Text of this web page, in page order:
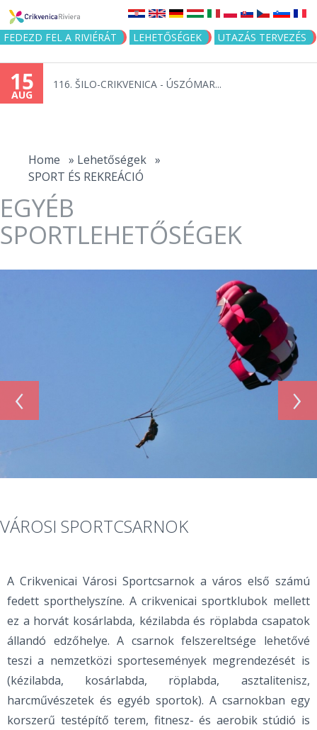
Jump to navigation
FEDEZD FEL A RIVIÉRÁT LEHETŐSÉGEK UTAZÁS TERVEZÉS
15
AUG
116. ŠILO-CRIKVENICA - ÚSZÓMAR...
Home » Lehetőségek »
SPORT ÉS REKREÁCIÓ
EGYÉB
SPORTLEHETŐSÉGEK
‹ ›
VÁROSI SPORTCSARNOK
A Crikvenicai Városi Sportcsarnok a város első számú
fedett sporthelyszíne. A crikvenicai sportklubok mellett
ez a horvát kosárlabda, kézilabda és röplabda csapatok
állandó edzőhelye. A csarnok felszereltsége lehetővé
teszi a nemzetközi sportesemények megrendezését is
(kézilabda, kosárlabda, röplabda, asztalitenisz,
harcművészetek és egyéb sportok). A csarnokban egy
korszerű testépítő terem, fitnesz- és aerobik stúdió is